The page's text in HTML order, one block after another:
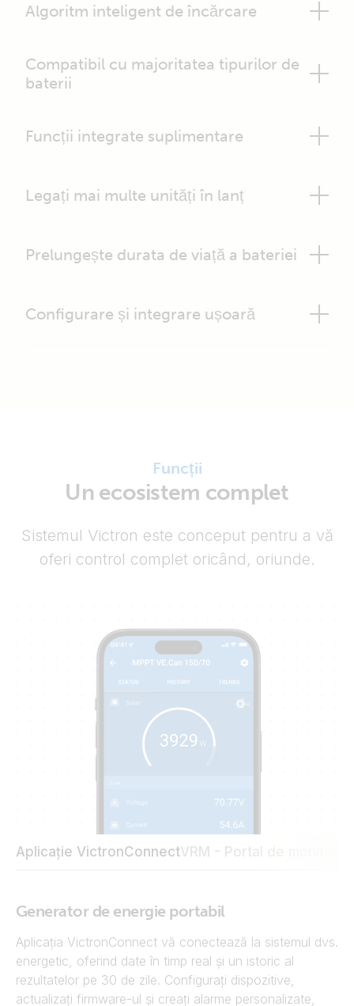
Algoritm inteligent de încărcare
Compatibil cu majoritatea tipurilor de
baterii
Funcții integrate suplimentare
Legați mai multe unități în lanț
Prelungește durata de viață a bateriei
Configurare și integrare ușoară
Funcții
Un ecosistem complet
Sistemul Victron este conceput pentru a vă
oferi control complet oricând, oriunde.
Aplicație VictronConnectVRM - Portal de
Generator de energie portabil
Aplicația VictronConnect vă conectează la sistemul dvs.
energetic, oferind date în timp real și un istoric al
rezultatelor pe 30 de zile. Configurați dispozitive,
actualizați firmware-ul și creați alarme personalizate,